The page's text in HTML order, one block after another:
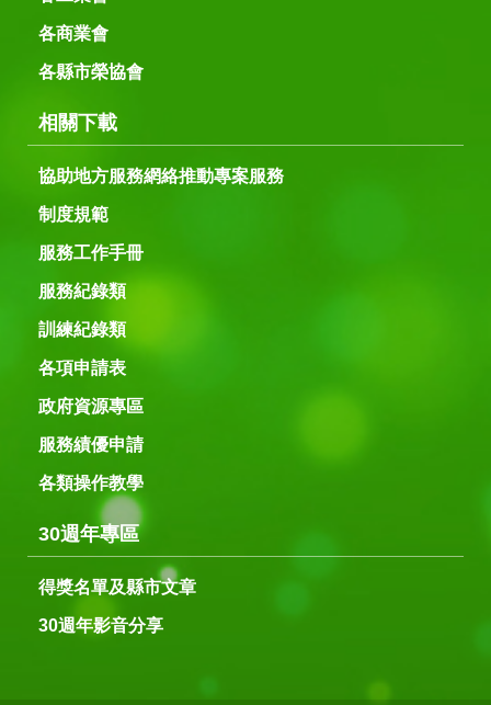
各商業會
各縣市榮協會
相關下載
協助地方服務網絡推動專案服務
制度規範
服務工作手冊
服務紀錄類
訓練紀錄類
各項申請表
政府資源專區
服務績優申請
各類操作教學
30週年專區
得獎名單及縣市文章
30週年影音分享